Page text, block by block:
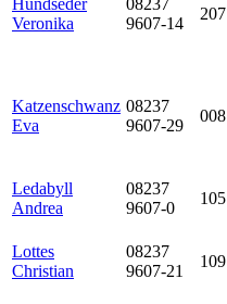
Hundseder
Veronika
08237
9607-14
207
Katzenschwanz
Eva
08237
9607-29
008
Ledabyll
Andrea
08237
9607-0
105
Lottes
Christian
08237
9607-21
109